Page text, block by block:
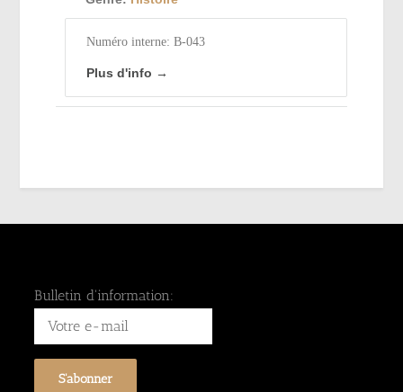
Numéro interne: B-043
Plus d'info →
Bulletin d'information: